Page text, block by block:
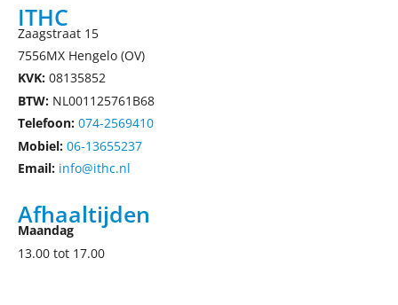
ITHC
Zaagstraat 15
7556MX Hengelo (OV)
KVK: 08135852
BTW: NL001125761B68
Telefoon: 074-2569410
Mobiel: 06-13655237
Email: info@ithc.nl
Afhaaltijden
Maandag
13.00 tot 17.00